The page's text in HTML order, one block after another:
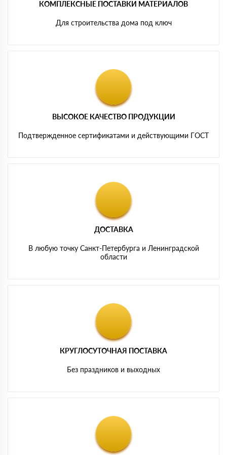
КОМПЛЕКСНЫЕ ПОСТАВКИ МАТЕРИАЛОВ
Для строительства дома под ключ
ВЫСОКОЕ КАЧЕСТВО ПРОДУКЦИИ
Подтвержденное сертификатами и действующими ГОСТ
ДОСТАВКА
В любую точку Санкт-Петербурга и Ленинградской
области
КРУГЛОСУТОЧНАЯ ПОСТАВКА
Без праздников и выходных